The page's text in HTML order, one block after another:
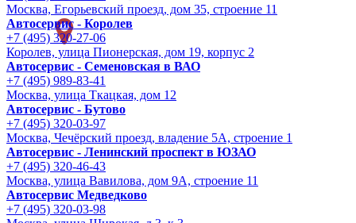
Москва, Егорьевский проезд, дом 35, строение 11
Автосервис - Королев
+7 (495) 320-27-06
Королев, улица Пионерская, дом 19, корпус 2
Автосервис - Семеновская в ВАО
+7 (495) 989-83-41
Москва, улица Ткацкая, дом 12
Автосервис - Бутово
+7 (495) 320-03-97
Москва, Чечёрский проезд, владение 5А, строение 1
Автосервис - Ленинский проспект в ЮЗАО
+7 (495) 320-46-43
Москва, улица Вавилова, дом 9A, строение 11
Автосервис Медведково
+7 (495) 320-03-98